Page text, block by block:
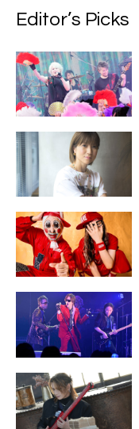
Editor’s Picks